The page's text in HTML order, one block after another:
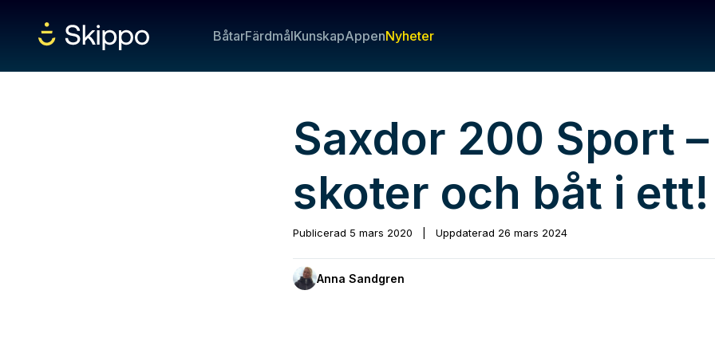
BåtarFärdmålKunskapAppenNyheter
Saxdor 200 Sport –
skoter och båt i ett!
Publicerad 5 mars 2020 Uppdaterad 26 mars 2024
Anna Sandgren